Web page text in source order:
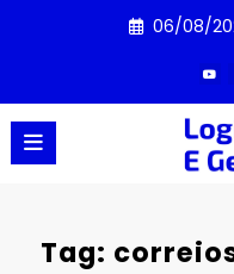
06/08/
Tag: